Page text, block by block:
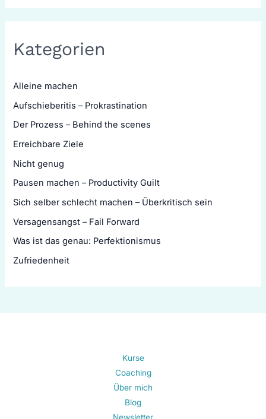
Kategorien
Alleine machen
Aufschieberitis – Prokrastination
Der Prozess – Behind the scenes
Erreichbare Ziele
Nicht genug
Pausen machen – Productivity Guilt
Sich selber schlecht machen – Überkritisch sein
Versagensangst – Fail Forward
Was ist das genau: Perfektionismus
Zufriedenheit
Kurse
Coaching
Über mich
Blog